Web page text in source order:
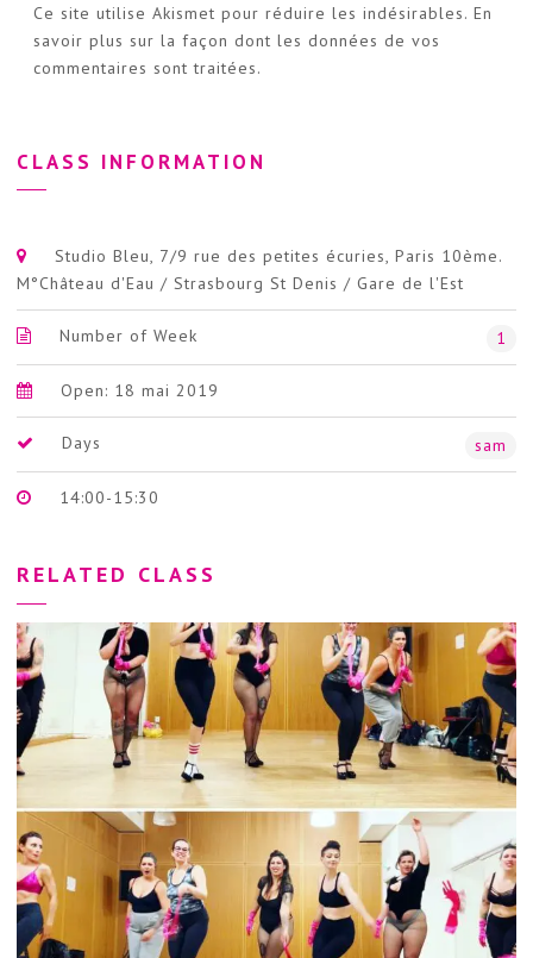
Ce site utilise Akismet pour réduire les indésirables. En
savoir plus sur la façon dont les données de vos
commentaires sont traitées.
CLASS INFORMATION
Studio Bleu, 7/9 rue des petites écuries, Paris 10ème.
M°Château d'Eau / Strasbourg St Denis / Gare de l'Est
Number of Week 1
Open: 18 mai 2019
Days sam
14:00-15:30
RELATED CLASS